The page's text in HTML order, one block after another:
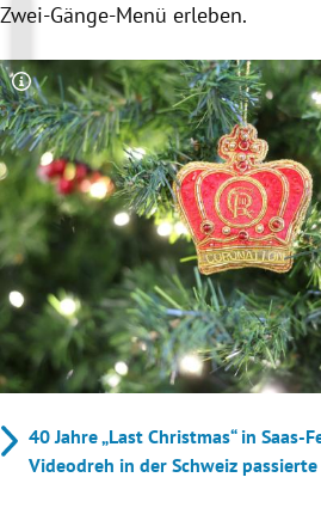
Zwei-Gänge-Menü erleben.
Copyright-Hinweis öffnen/
40 Jahre „Last Christmas“ in Saas-
Videodreh in der Schweiz passierte